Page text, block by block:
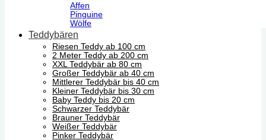
Affen
Pinguine
Wölfe
Teddybären
Riesen Teddy ab 100 cm
2 Meter Teddy ab 200 cm
XXL Teddybär ab 80 cm
Großer Teddybär ab 40 cm
Mittlerer Teddybär bis 40 cm
Kleiner Teddybär bis 30 cm
Baby Teddy bis 20 cm
Schwarzer Teddybär
Brauner Teddybär
Weißer Teddybär
Pinker Teddybär